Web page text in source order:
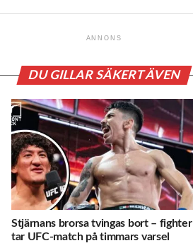
ANNONS
DU GILLAR SÄKERT ÄVEN
Stjärnans brorsa tvingas bort – fighter
tar UFC-match på timmars varsel